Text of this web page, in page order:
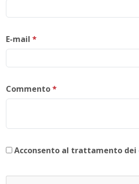
E-mail *
Commento*
Acconsento al trattamento dei